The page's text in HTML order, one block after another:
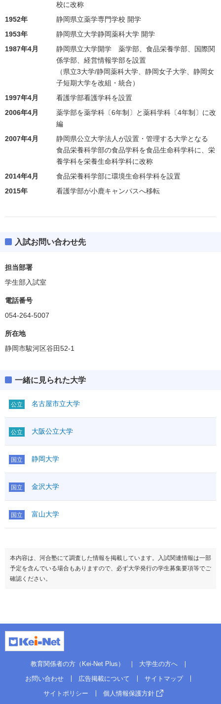
校に改称
1952年
静岡県立薬学専門学校 開学
1953年
静岡県立大学静岡薬科大学 開学
1987年4月
静岡県立大学開学 薬学部、食品栄養学部、国際関
係学部、経営情報学部を設置
（県立3大学/静岡薬科大学、静岡女子大学、静岡女
子短期大学を改組・統合）
1997年4月
看護学部看護学科を設置
2006年4月
薬学部を薬学科〔6年制〕と薬科学科〔4年制〕に改
編
2007年4月
静岡県公立大学法人が設置・管理する大学となる
食品栄養科学部の食品学科を食品生命科学科に、栄
養学科を栄養生命科学科に改称
2014年4月
食品栄養科学部に環境生命科学科を設置
2015年
看護学部が小鹿キャンパスへ移転
入試お問い合わせ先
担当部署
学生部入試室
電話番号
054-264-5007
所在地
静岡市駿河区谷田52-1
一緒に見られた大学
公立 名古屋市立大学
公立 大阪公立大学
国立 静岡大学
国立 金沢大学
国立 富山大学
本内容は、河合塾にて調査した情報を掲載しています。入試関連情報は一部
予定を含んでいる場合もありますので、必ず大学発行の学生募集要項等でご
確認ください。
教育関係者の方（Kei-Net Plus）
大学生の方へ
お問い合わせ
広告掲載について
サイトマップ
サイトポリシー
個人情報保護方針